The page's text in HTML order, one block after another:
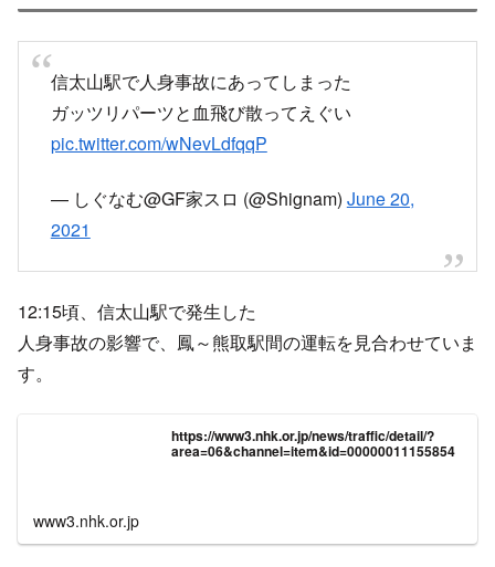
信太山駅で人身事故にあってしまった
ガッツリパーツと血飛び散ってえぐい
pic.twitter.com/wNevLdfqqP
— しぐなむ@GF家スロ (@Shignam) June 20,
2021
12:15頃、信太山駅で発生した
人身事故の影響で、鳳～熊取駅間の運転を見合わせていま
す。
https://www3.nhk.or.jp/news/traffic/detail/?
area=06&channel=item&id=00000011155854
www3.nhk.or.jp